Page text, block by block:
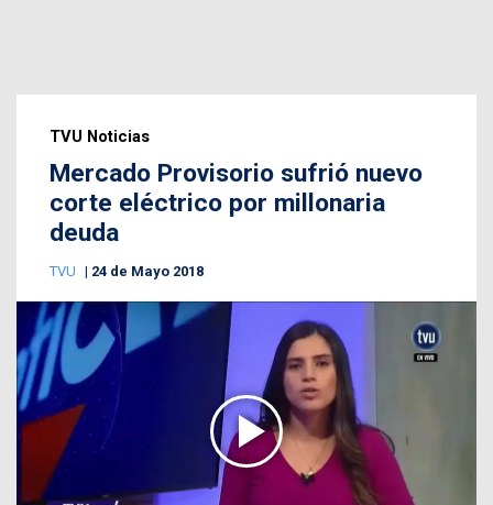
TVU Noticias
Mercado Provisorio sufrió nuevo
corte eléctrico por millonaria
deuda
TVU 24 de Mayo 2018